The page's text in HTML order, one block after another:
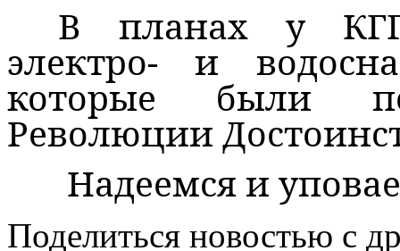
В планах у
электро- и
которые были
Революции
Надеемся и
Поделиться новостью с